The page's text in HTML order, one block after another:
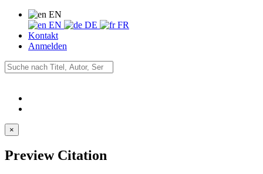
EN
EN
DE
FR
Kontakt
Anmelden
×
Preview Citation